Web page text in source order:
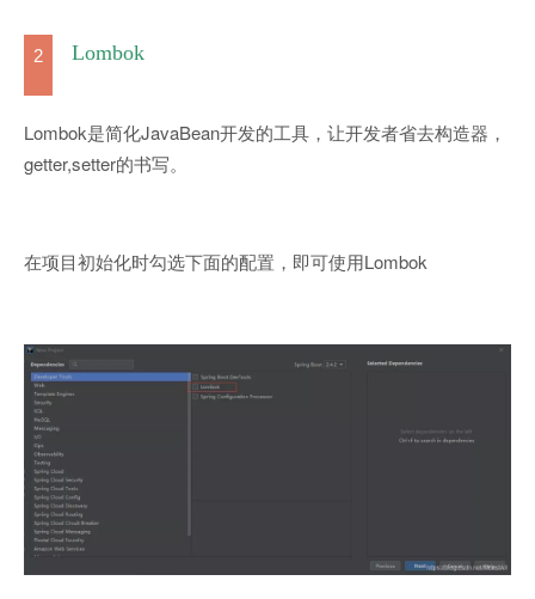
2 Lombok
Lombok是简化JavaBean开发的工具，让开发者省去构造器，
getter,setter的书写。
在项目初始化时勾选下面的配置，即可使用Lombok